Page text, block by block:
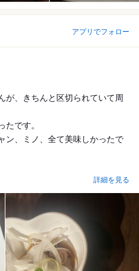
アプリでフォロー
が、きちんと区切られていて周
たです。
ン、ミノ、全て美味しかったで
詳細を見る